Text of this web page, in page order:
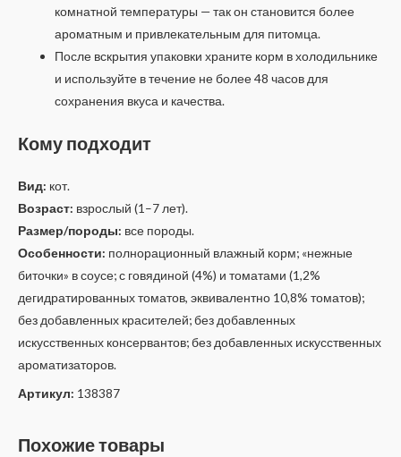
комнатной температуры — так он становится более
ароматным и привлекательным для питомца.
После вскрытия упаковки храните корм в холодильнике
и используйте в течение не более 48 часов для
сохранения вкуса и качества.
Кому подходит
Вид: кот.
Возраст: взрослый (1–7 лет).
Размер/породы: все породы.
Особенности: полнорационный влажный корм; «нежные
биточки» в соусе; с говядиной (4%) и томатами (1,2%
дегидратированных томатов, эквивалентно 10,8% томатов);
без добавленных красителей; без добавленных
искусственных консервантов; без добавленных искусственных
ароматизаторов.
Артикул: 138387
Похожие товары